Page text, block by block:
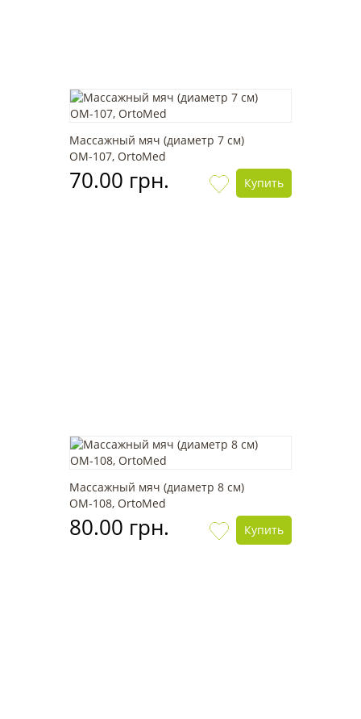
Массажный мяч (диаметр 7 см)
OМ-107, OrtoMed
70.00 грн. Купить
Массажный мяч (диаметр 8 см)
OМ-108, OrtoMed
80.00 грн. Купить